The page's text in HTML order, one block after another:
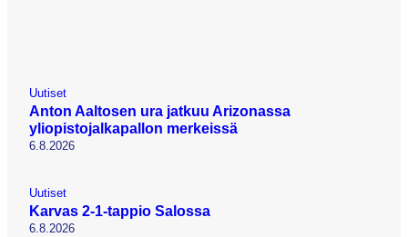
Uutiset
Anton Aaltosen ura jatkuu Arizonassa
yliopistojalkapallon merkeissä
6.8.2026
Uutiset
Karvas 2-1-tappio Salossa
6.8.2026